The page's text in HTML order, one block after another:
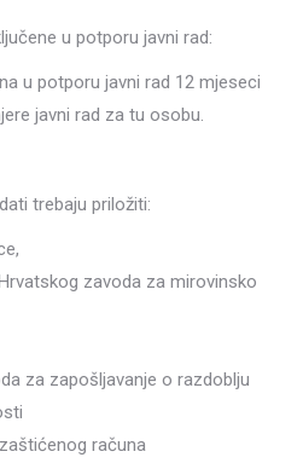
u potporu javni rad:
u potporu javni rad 12 mjeseci
javni rad za tu osobu.
trebaju priložiti:
zavoda za mirovinsko
za zapošljavanje o razdoblju
računa